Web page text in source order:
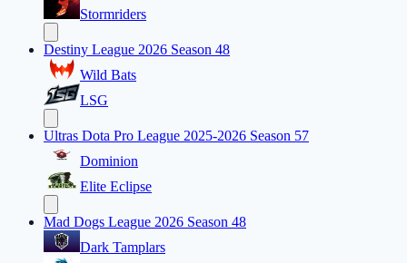
Stormriders
Destiny League 2026 Season 48
Wild Bats
LSG
Ultras Dota Pro League 2025-2026 Season 57
Dominion
Elite Eclipse
Mad Dogs League 2026 Season 48
Dark Tamplars